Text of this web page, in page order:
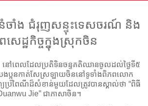
ាំង ជំរុញសន្ទុះទេសចរណ៍ និង
សេដ្ឋកិច្ចក្នុងស្រុកចិន
ាំ នៅពេលដែលប្រតិទិនចន្ទគតិឈានចូលដល់ថ្ងៃទី៥
ងប្អូនកាត់សែស្រឡាយចិននៅទូទាំងពិភពលោក
ណ្យប្រពៃណីដ៏សំខាន់មួយដែលត្រូវបានស្គាល់ថា “ពិធី
Jie” ជាភាសាចិន។